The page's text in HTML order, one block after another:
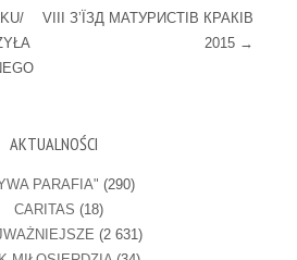
VIII З’ЇЗД МАТУРИСТІВ КРАКІВ
2015 →
AKTUALNOŚCI
PARAFIA" (290)
CARITAS (18)
(2 631)